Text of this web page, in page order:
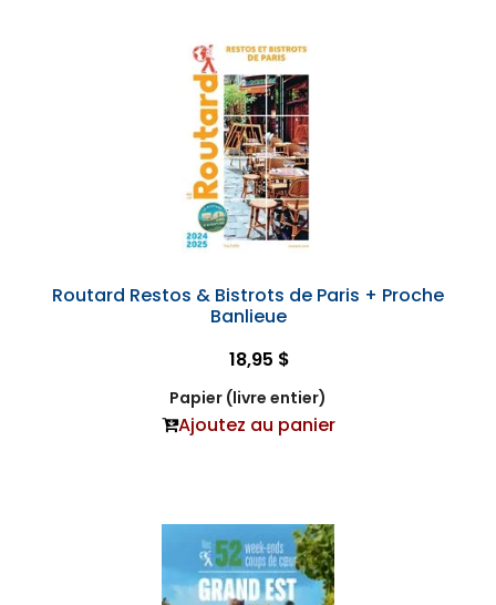
Routard Restos & Bistrots de Paris + Proche
Banlieue
18,95 $
Papier (livre entier)
Ajoutez au panier